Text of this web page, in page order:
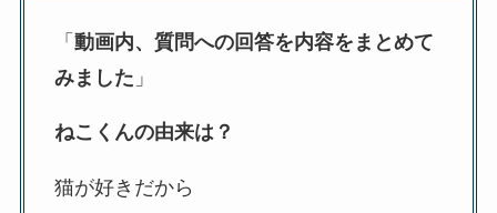
「 動画内、質問への回答を内容をまとめて
みました 」
ねこくんの由来は？
猫が好きだから